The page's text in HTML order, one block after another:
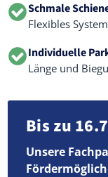
Schmale
Flexibles
Individuelle
Länge und
Bis zu
Unsere